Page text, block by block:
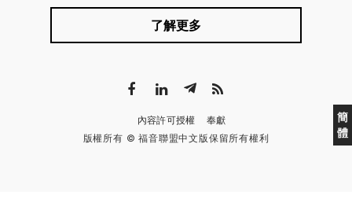
簡
體
了解更多
內容許可授權
奉獻
版權所有 © 福音聯盟中文版保留所有權利